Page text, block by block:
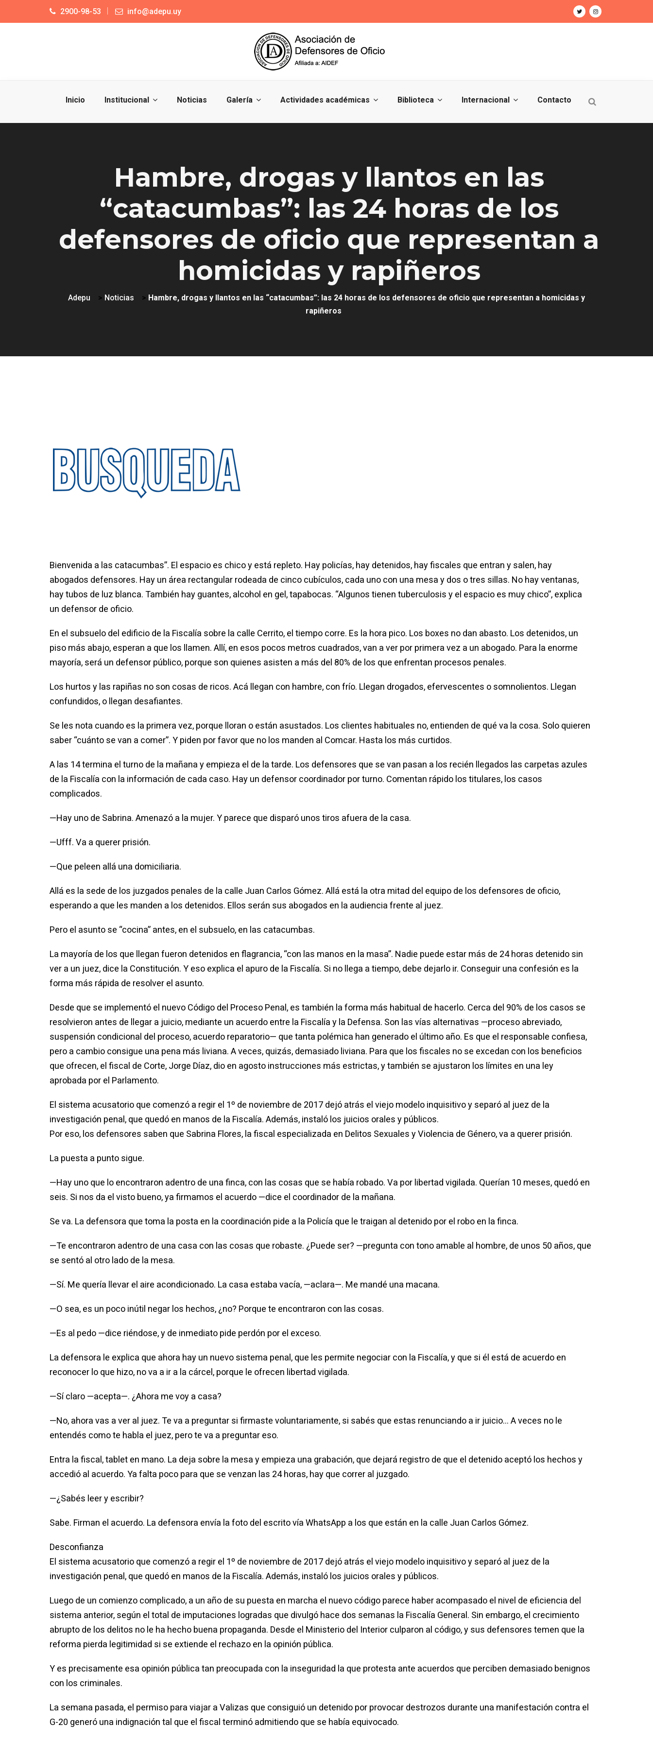
2900-98-53 info@adepu.uy
Inicio Institucional Noticias Galería Actividades académicas Biblioteca Internacional Contacto
Hambre, drogas y llantos en las
“catacumbas”: las 24 horas de los
defensores de oficio que representan a
homicidas y rapiñeros
Adepu > Noticias > Hambre, drogas y llantos en las “catacumbas”: las 24 horas de los defensores de oficio que representan a homicidas y
rapiñeros
Bienvenida a las catacumbas”. El espacio es chico y está repleto. Hay policías, hay detenidos, hay fiscales que entran y salen, hay
abogados defensores. Hay un área rectangular rodeada de cinco cubículos, cada uno con una mesa y dos o tres sillas. No hay ventanas,
hay tubos de luz blanca. También hay guantes, alcohol en gel, tapabocas. “Algunos tienen tuberculosis y el espacio es muy chico”, explica
un defensor de oficio.
En el subsuelo del edificio de la Fiscalía sobre la calle Cerrito, el tiempo corre. Es la hora pico. Los boxes no dan abasto. Los detenidos, un
piso más abajo, esperan a que los llamen. Allí, en esos pocos metros cuadrados, van a ver por primera vez a un abogado. Para la enorme
mayoría, será un defensor público, porque son quienes asisten a más del 80% de los que enfrentan procesos penales.
Los hurtos y las rapiñas no son cosas de ricos. Acá llegan con hambre, con frío. Llegan drogados, efervescentes o somnolientos. Llegan
confundidos, o llegan desafiantes.
Se les nota cuando es la primera vez, porque lloran o están asustados. Los clientes habituales no, entienden de qué va la cosa. Solo quieren
saber “cuánto se van a comer”. Y piden por favor que no los manden al Comcar. Hasta los más curtidos.
A las 14 termina el turno de la mañana y empieza el de la tarde. Los defensores que se van pasan a los recién llegados las carpetas azules
de la Fiscalía con la información de cada caso. Hay un defensor coordinador por turno. Comentan rápido los titulares, los casos
complicados.
—Hay uno de Sabrina. Amenazó a la mujer. Y parece que disparó unos tiros afuera de la casa.
—Ufff. Va a querer prisión.
—Que peleen allá una domiciliaria.
Allá es la sede de los juzgados penales de la calle Juan Carlos Gómez. Allá está la otra mitad del equipo de los defensores de oficio,
esperando a que les manden a los detenidos. Ellos serán sus abogados en la audiencia frente al juez.
Pero el asunto se “cocina” antes, en el subsuelo, en las catacumbas.
La mayoría de los que llegan fueron detenidos en flagrancia, “con las manos en la masa”. Nadie puede estar más de 24 horas detenido sin
ver a un juez, dice la Constitución. Y eso explica el apuro de la Fiscalía. Si no llega a tiempo, debe dejarlo ir. Conseguir una confesión es la
forma más rápida de resolver el asunto.
Desde que se implementó el nuevo Código del Proceso Penal, es también la forma más habitual de hacerlo. Cerca del 90% de los casos se
resolvieron antes de llegar a juicio, mediante un acuerdo entre la Fiscalía y la Defensa. Son las vías alternativas —proceso abreviado,
suspensión condicional del proceso, acuerdo reparatorio— que tanta polémica han generado el último año. Es que el responsable confiesa,
pero a cambio consigue una pena más liviana. A veces, quizás, demasiado liviana. Para que los fiscales no se excedan con los beneficios
que ofrecen, el fiscal de Corte, Jorge Díaz, dio en agosto instrucciones más estrictas, y también se ajustaron los límites en una ley
aprobada por el Parlamento.
El sistema acusatorio que comenzó a regir el 1º de noviembre de 2017 dejó atrás el viejo modelo inquisitivo y separó al juez de la
investigación penal, que quedó en manos de la Fiscalía. Además, instaló los juicios orales y públicos.
Por eso, los defensores saben que Sabrina Flores, la fiscal especializada en Delitos Sexuales y Violencia de Género, va a querer prisión.
La puesta a punto sigue.
—Hay uno que lo encontraron adentro de una finca, con las cosas que se había robado. Va por libertad vigilada. Querían 10 meses, quedó en
seis. Si nos da el visto bueno, ya firmamos el acuerdo —di­ce el coordinador de la mañana.
Se va. La defensora que toma la posta en la coordinación pide a la Policía que le traigan al detenido por el robo en la finca.
—Te encontraron adentro de una casa con las cosas que robaste. ¿Puede ser? —pregunta con tono amable al hombre, de unos 50 años, que
se sentó al otro lado de la mesa.
—Sí. Me quería llevar el aire acondicionado. La casa estaba vacía, —aclara—. Me mandé una macana.
—O sea, es un poco inútil negar los hechos, ¿no? Porque te encontraron con las cosas.
—Es al pedo —dice riéndose, y de inmediato pide perdón por el exceso.
La defensora le explica que ahora hay un nuevo sistema penal, que les permite negociar con la Fiscalía, y que si él está de acuerdo en
reconocer lo que hizo, no va a ir a la cárcel, porque le ofrecen libertad vigilada.
—Sí claro —acepta—. ¿Ahora me voy a casa?
—No, ahora vas a ver al juez. Te va a preguntar si firmaste voluntariamente, si sabés que estas renunciando a ir juicio… A veces no le
entendés como te habla el juez, pero te va a preguntar eso.
Entra la fiscal, tablet en mano. La deja sobre la mesa y empieza una grabación, que dejará registro de que el detenido aceptó los hechos y
accedió al acuerdo. Ya falta poco para que se venzan las 24 horas, hay que correr al juzgado.
—¿Sabés leer y escribir?
Sabe. Firman el acuerdo. La defensora envía la foto del escrito vía WhatsApp a los que están en la calle Juan Carlos Gómez.
Desconfianza
El sistema acusatorio que comenzó a regir el 1º de noviembre de 2017 dejó atrás el viejo modelo inquisitivo y separó al juez de la
investigación penal, que quedó en manos de la Fiscalía. Además, instaló los juicios orales y públicos.
Luego de un comienzo complicado, a un año de su puesta en marcha el nuevo código parece haber acompasado el nivel de eficiencia del
sistema anterior, según el total de imputaciones logradas que divulgó hace dos semanas la Fiscalía General. Sin embargo, el crecimiento
abrupto de los delitos no le ha hecho buena propaganda. Desde el Ministerio del Interior culparon al código, y sus defensores temen que la
reforma pierda legitimidad si se extiende el rechazo en la opinión pública.
Y es precisamente esa opinión pública tan preocupada con la inseguridad la que protesta ante acuerdos que perciben demasiado benignos
con los criminales.
La semana pasada, el permiso para viajar a Valizas que consiguió un detenido por provocar destrozos durante una manifestación contra el
G-20 generó una indignación tal que el fiscal terminó admitiendo que se había equivocado.